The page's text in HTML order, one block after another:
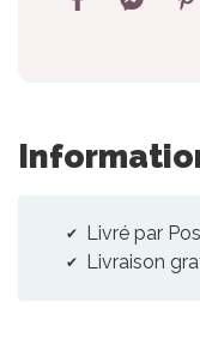
Livré par
Livraison